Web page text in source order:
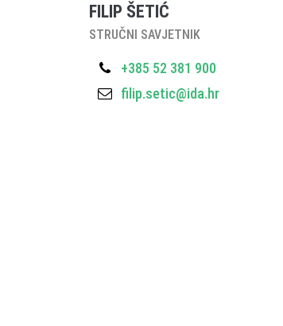
FILIP ŠETIĆ
STRUČNI SAVJETNIK
+385 52 381 900
filip.setic@ida.hr